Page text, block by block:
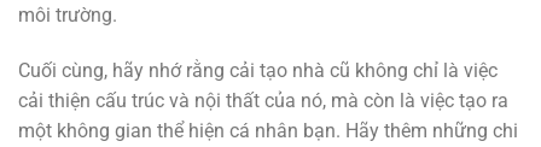
môi trường.
Cuối cùng, hãy nhớ rằng cải tạo nhà cũ không chỉ là việc
cải thiện cấu trúc và nội thất của nó, mà còn là việc tạo ra
một không gian thể hiện cá nhân bạn. Hãy thêm những chi